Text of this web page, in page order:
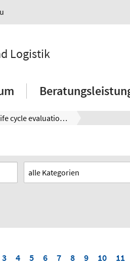
Logistik
Factory life cycle evaluation through integrated analysis of factory elements
3 4 5 6 7 8 9 10 11